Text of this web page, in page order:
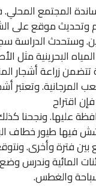
المجتمع المحلي.
وتحديث موقع
وستحدث الدراسة
البحرينية مثل
زراعة أشجار
وتعتبر
اقتراح
عليها. ونجحنا
فيها طيور خطاف
بين فترة وأخرى.
المائية وندرس
والغطس.